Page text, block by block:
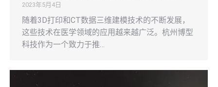
2023年5月4日
随着3D打印和CT数据三维建模技术的不断发展，
这些技术在医学领域的应用越来越广泛。杭州博型
科技作为一个致力于推…